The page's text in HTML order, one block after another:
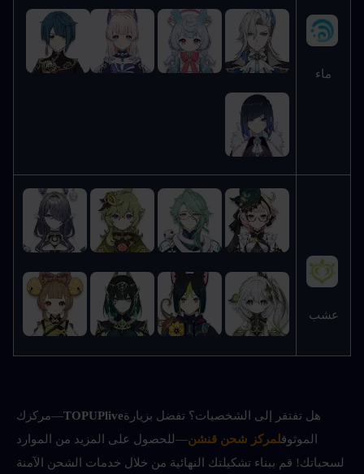
ماء
عشب
هل تفتقر إلى الشخصيات؟ تفضل بزيارةTOPUPlive
الموثوقلمركز شحن قنشن